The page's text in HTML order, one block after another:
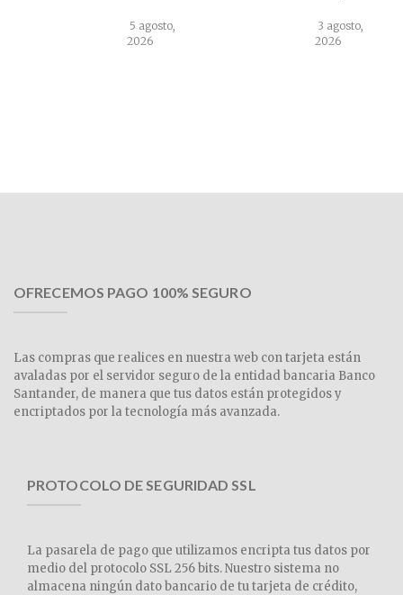
5 agosto,
2026
3 agosto,
2026
OFRECEMOS PAGO 100% SEGURO
Las compras que realices en nuestra web con tarjeta están
avaladas por el servidor seguro de la entidad bancaria Banco
Santander, de manera que tus datos están protegidos y
encriptados por la tecnología más avanzada.
PROTOCOLO DE SEGURIDAD SSL
La pasarela de pago que utilizamos encripta tus datos por
medio del protocolo SSL 256 bits. Nuestro sistema no
almacena ningún dato bancario de tu tarjeta de crédito,